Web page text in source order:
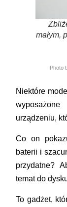
małym,
Photo
Niektóre
urządzeniu,
Co on
baterii i
przydatne?
temat do
To gadżet,